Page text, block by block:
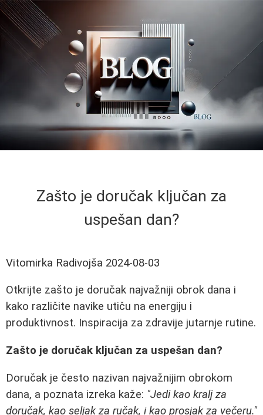
Zašto je doručak ključan za
uspešan dan?
Vitomirka Radivojša 2024-08-03
Otkrijte zašto je doručak najvažniji obrok dana i
kako različite navike utiču na energiju i
produktivnost. Inspiracija za zdravije jutarnje rutine.
Zašto je doručak ključan za uspešan dan?
Doručak je često nazivan najvažnijim obrokom
dana, a poznata izreka kaže: "Jedi kao kralj za
doručak, kao seljak za ručak, i kao prosjak za večeru."